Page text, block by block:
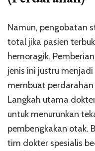
Namun, pengobatan
total jika pasien
hemoragik.
jenis ini justru
membuat
Langkah utama
untuk menurunkan
pembengkakan otak.
tim dokter spesialis